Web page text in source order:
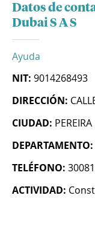
Datos de
Dubai S A S
Ayuda
NIT: 9014268493
DIRECCIÓN:
CIUDAD: PEREIRA
DEPARTAMENTO:
TELÉFONO:
ACTIVIDAD: